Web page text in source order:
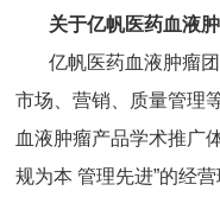
关于亿帆医药血液
亿帆医药血液肿瘤
市场、营销、质量管理
血液肿瘤产品学术推广
规为本 管理先进”的经